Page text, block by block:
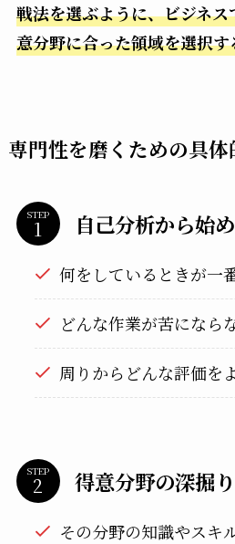
戦法を選ぶように、ビジネ
意分野に合った領域を選択
専門性を磨くための具
STEP 自己分析から始
何をしているときが一
どんな作業が苦になら
周りからどんな評価を
STEP 得意分野の深掘り
その分野の知識やスキ